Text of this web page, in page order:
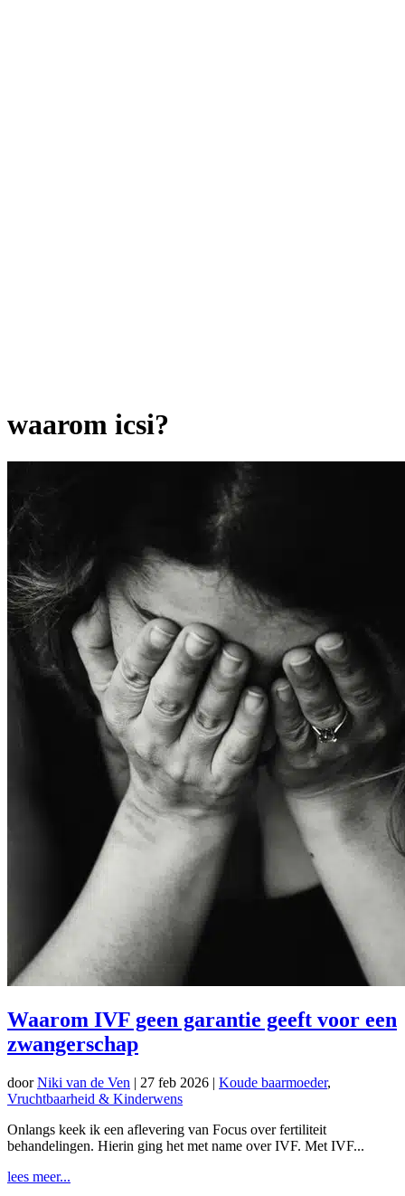
waarom icsi?
Waarom IVF geen garantie geeft voor een
zwangerschap
doorNiki van de Ven | 27 feb 2026 | Koude baarmoeder,
Vruchtbaarheid & Kinderwens
Onlangs keek ik een aflevering van Focus over fertiliteit
behandelingen. Hierin ging het met name over IVF. Met IVF...
lees meer...